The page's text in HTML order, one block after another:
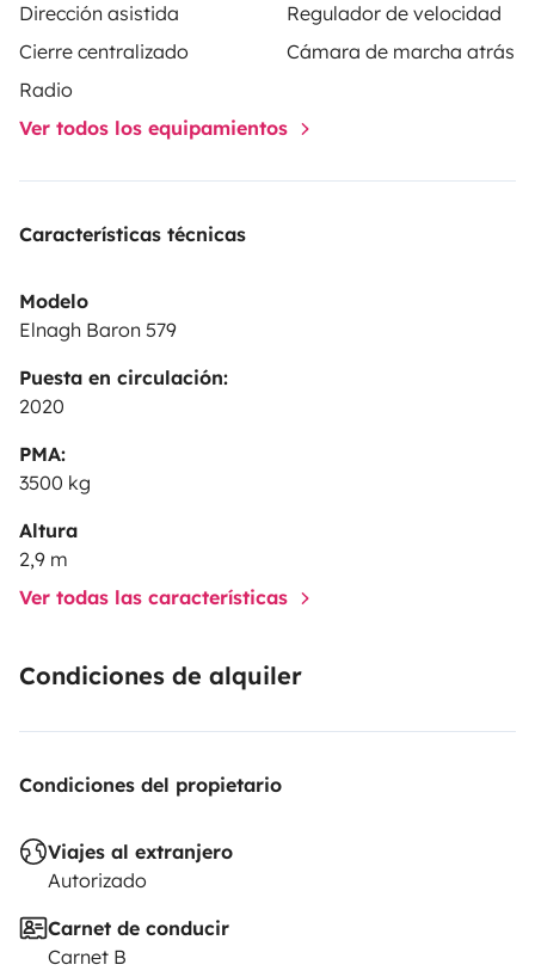
Dirección asistida
Regulador de velocidad
Cierre centralizado
Cámara de marcha atrás
Radio
Ver todos los equipamientos
Características técnicas
Modelo
Elnagh Baron 579
Puesta en circulación:
2020
PMA:
3500 kg
Altura
2,9 m
Ver todas las características
Condiciones de alquiler
Condiciones del propietario
Viajes al extranjero
Autorizado
Carnet de conducir
Carnet B